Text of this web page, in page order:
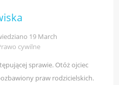
19 March
cywilne
sprawie. Otóż ojciec
praw rodzicielskich.